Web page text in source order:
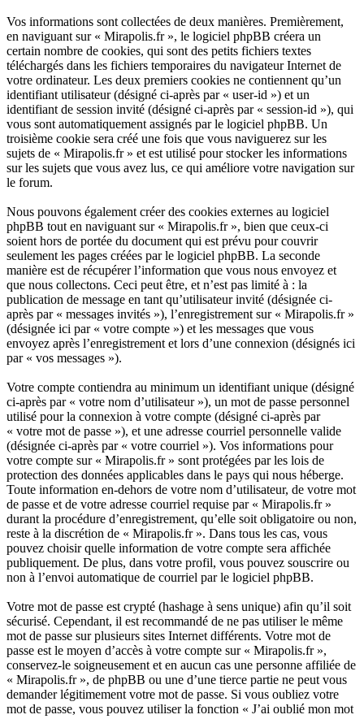
Vos informations sont collectées de deux manières. Premièrement,
en naviguant sur « Mirapolis.fr », le logiciel phpBB créera un
certain nombre de cookies, qui sont des petits fichiers textes
téléchargés dans les fichiers temporaires du navigateur Internet de
votre ordinateur. Les deux premiers cookies ne contiennent qu’un
identifiant utilisateur (désigné ci-après par « user-id ») et un
identifiant de session invité (désigné ci-après par « session-id »), qui
vous sont automatiquement assignés par le logiciel phpBB. Un
troisième cookie sera créé une fois que vous naviguerez sur les
sujets de « Mirapolis.fr » et est utilisé pour stocker les informations
sur les sujets que vous avez lus, ce qui améliore votre navigation sur
le forum.
Nous pouvons également créer des cookies externes au logiciel
phpBB tout en naviguant sur « Mirapolis.fr », bien que ceux-ci
soient hors de portée du document qui est prévu pour couvrir
seulement les pages créées par le logiciel phpBB. La seconde
manière est de récupérer l’information que vous nous envoyez et
que nous collectons. Ceci peut être, et n’est pas limité à : la
publication de message en tant qu’utilisateur invité (désignée ci-
après par « messages invités »), l’enregistrement sur « Mirapolis.fr »
(désignée ici par « votre compte ») et les messages que vous
envoyez après l’enregistrement et lors d’une connexion (désignés ici
par « vos messages »).
Votre compte contiendra au minimum un identifiant unique (désigné
ci-après par « votre nom d’utilisateur »), un mot de passe personnel
utilisé pour la connexion à votre compte (désigné ci-après par
« votre mot de passe »), et une adresse courriel personnelle valide
(désignée ci-après par « votre courriel »). Vos informations pour
votre compte sur « Mirapolis.fr » sont protégées par les lois de
protection des données applicables dans le pays qui nous héberge.
Toute information en-dehors de votre nom d’utilisateur, de votre mot
de passe et de votre adresse courriel requise par « Mirapolis.fr »
durant la procédure d’enregistrement, qu’elle soit obligatoire ou non,
reste à la discrétion de « Mirapolis.fr ». Dans tous les cas, vous
pouvez choisir quelle information de votre compte sera affichée
publiquement. De plus, dans votre profil, vous pouvez souscrire ou
non à l’envoi automatique de courriel par le logiciel phpBB.
Votre mot de passe est crypté (hashage à sens unique) afin qu’il soit
sécurisé. Cependant, il est recommandé de ne pas utiliser le même
mot de passe sur plusieurs sites Internet différents. Votre mot de
passe est le moyen d’accès à votre compte sur « Mirapolis.fr »,
conservez-le soigneusement et en aucun cas une personne affiliée de
« Mirapolis.fr », de phpBB ou une d’une tierce partie ne peut vous
demander légitimement votre mot de passe. Si vous oubliez votre
mot de passe, vous pouvez utiliser la fonction « J’ai oublié mon mot